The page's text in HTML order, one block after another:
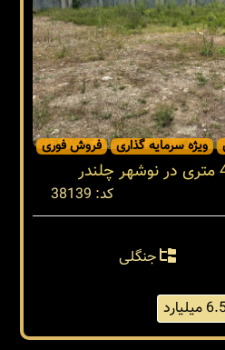
ویژه سرمایه گذاری فروش فوری
کد: 38139
جنگلی